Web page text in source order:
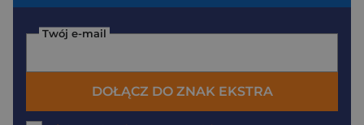
Twój e-mail
DOŁĄCZ DO ZNAK EKSTRA